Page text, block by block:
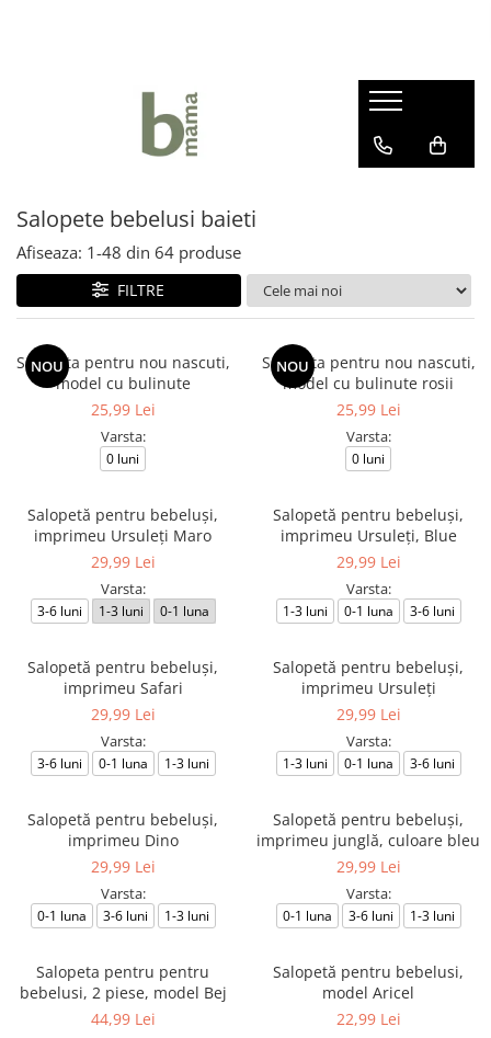
Pantalonasi fetite
Salopete bebelusi fete
Compleuri bebelusi baieti
Salopete bebelusi baieti
Articole hranire bebelusi
Paturici bebelus
Prosoape si halate de baie
Sepci si caciuli copii
Sosete si botosei
Salopete bebelusi baieti
Afiseaza: 1-48 din 64 produse
FILTRE
NOU
Salopeta pentru nou nascuti,
model cu bulinute
25,99 Lei
Varsta:
0 luni
NOU
Salopeta pentru nou nascuti,
model cu bulinute rosii
25,99 Lei
Varsta:
0 luni
Salopetă pentru bebeluși,
imprimeu Ursuleți Maro
29,99 Lei
Varsta:
3-6 luni 1-3 luni 0-1 luna
Salopetă pentru bebeluși,
imprimeu Ursuleți, Blue
29,99 Lei
Varsta:
1-3 luni 0-1 luna 3-6 luni
Salopetă pentru bebeluși,
imprimeu Safari
29,99 Lei
Varsta:
3-6 luni 0-1 luna 1-3 luni
Salopetă pentru bebeluși,
imprimeu Ursuleți
29,99 Lei
Varsta:
1-3 luni 0-1 luna 3-6 luni
Salopetă pentru bebeluși,
imprimeu Dino
29,99 Lei
Varsta:
0-1 luna 3-6 luni 1-3 luni
Salopetă pentru bebeluși,
imprimeu junglă, culoare bleu
29,99 Lei
Varsta:
0-1 luna 3-6 luni 1-3 luni
Salopeta pentru pentru
bebelusi, 2 piese, model Bej
44,99 Lei
Salopetă pentru bebelusi,
model Aricel
22,99 Lei